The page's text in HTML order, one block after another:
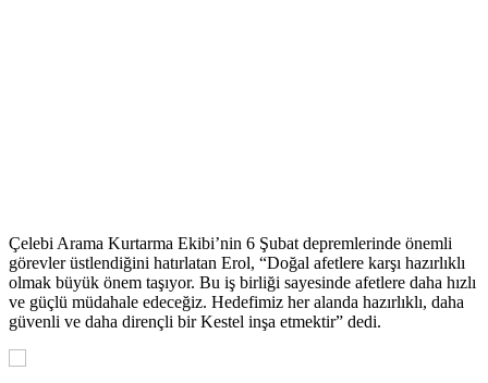
Çelebi Arama Kurtarma Ekibi’nin 6 Şubat depremlerinde önemli
görevler üstlendiğini hatırlatan Erol, “Doğal afetlere karşı hazırlıklı
olmak büyük önem taşıyor. Bu iş birliği sayesinde afetlere daha hızlı
ve güçlü müdahale edeceğiz. Hedefimiz her alanda hazırlıklı, daha
güvenli ve daha dirençli bir Kestel inşa etmektir” dedi.